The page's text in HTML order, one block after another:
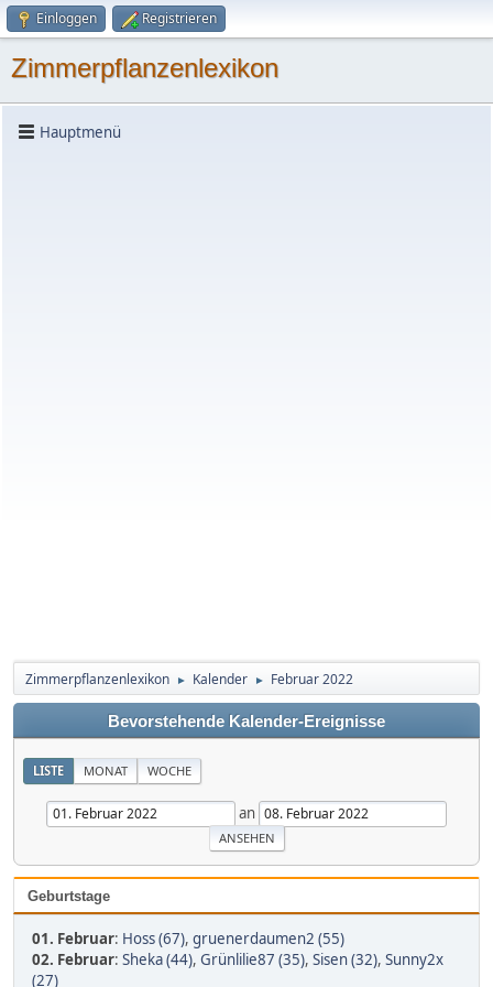
Einloggen Registrieren
Zimmerpflanzenlexikon
Hauptmenü
Zimmerpflanzenlexikon ► Kalender ► Februar 2022
Bevorstehende Kalender-Ereignisse
LISTE MONAT WOCHE
an
Geburtstage
01. Februar: Hoss (67), gruenerdaumen2 (55)
02. Februar: Sheka (44), Grünlilie87 (35), Sisen (32), Sunny2x
(27)